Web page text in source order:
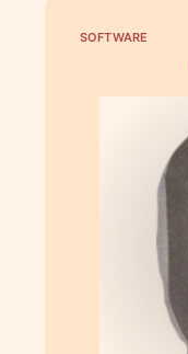
SOFTWARE